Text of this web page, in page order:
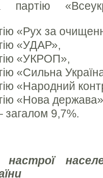
«Рух за
«УДАР»,
«УКРОП»,
«Сильна
«Народний
«Нова
загалом 9,7%.
настрої